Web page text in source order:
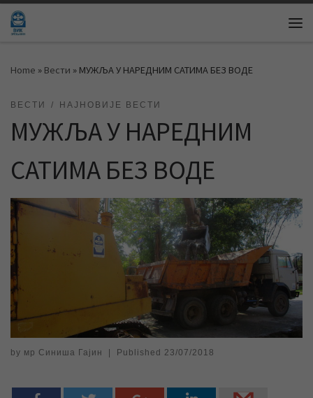
Skip to content
Home » Вести » МУЖЉА У НАРЕДНИМ САТИМА БЕЗ ВОДЕ
ВЕСТИ НАЈНОВИЈЕ ВЕСТИ
МУЖЉА У НАРЕДНИМ
САТИМА БЕЗ ВОДЕ
by мр Синиша Гајин Published 23/07/2018